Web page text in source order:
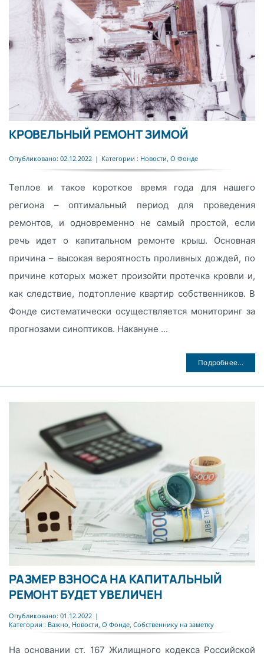
КРОВЕЛЬНЫЙ РЕМОНТ ЗИМОЙ
Опубликовано: 02.12.2022 | Категории : Новости, О Фонде
Теплое и такое короткое время года для нашего
региона – оптимальный период для проведения
ремонтов, и одновременно не самый простой, если
речь идет о капитальном ремонте крыш. Основная
причина – высокая вероятность проливных дождей, по
причине которых может произойти протечка кровли и,
как следствие, подтопление квартир собственников. В
Фонде систематически осуществляется мониторинг за
прогнозами синоптиков. Накануне ...
Подробнее…
РАЗМЕР ВЗНОСА НА КАПИТАЛЬНЫЙ
РЕМОНТ БУДЕТ УВЕЛИЧЕН
Опубликовано: 01.12.2022 |
Категории : Важно Новости О Фонде, Собственнику на заметку
На основании ст. 167 Жилищного кодекса Российской